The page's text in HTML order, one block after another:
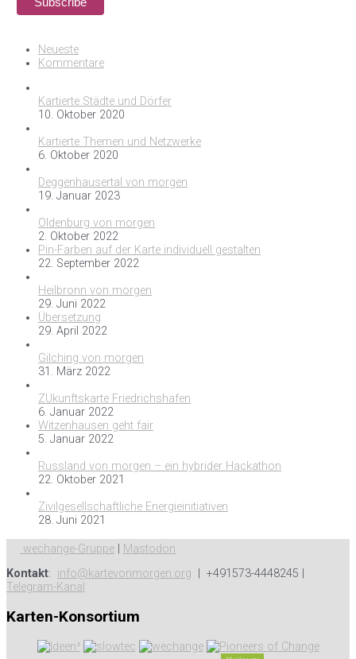
Neueste
Kommentare
Kartierte Städte und Dörfer
10. Oktober 2020
Kartierte Themen und Netzwerke
6. Oktober 2020
Deggenhausertal von morgen
19. Januar 2023
Oldenburg von morgen
2. Oktober 2022
Pin-Farben auf der Karte individuell gestalten
22. September 2022
Heilbronn von morgen
29. Juni 2022
Übersetzung
29. April 2022
Gilching von morgen
31. März 2022
ZUkunftskarte Friedrichshafen
6. Januar 2022
Witzenhausen geht fair
5. Januar 2022
Russland von morgen – ein hybrider Hackathon
22. Oktober 2021
Zivilgesellschaftliche Energieinitiativen
28. Juni 2021
wechange-Gruppe
Mastodon
Kontakt: info@kartevonmorgen.org | +491573-4448245 |
Telegram-Kanal
Karten-Konsortium